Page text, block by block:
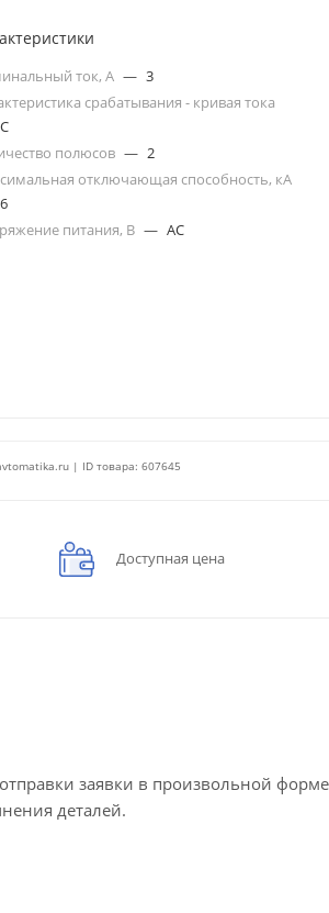
ток, А — 3
срабатывания - кривая тока
C
полюсов — 2
отключающая способность, кА
6
питания, В — AC
| ID товара: 607645
Доступная цена
заявки в произвольной
деталей.